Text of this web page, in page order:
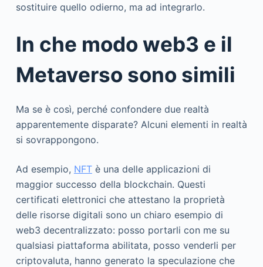
sostituire quello odierno, ma ad integrarlo.
In che modo web3 e il
Metaverso sono simili
Ma se è così, perché confondere due realtà
apparentemente disparate? Alcuni elementi in realtà
si sovrappongono.
Ad esempio, NFTè una delle applicazioni di
maggior successo della blockchain. Questi
certificati elettronici che attestano la proprietà
delle risorse digitali sono un chiaro esempio di
web3 decentralizzato: posso portarli con me su
qualsiasi piattaforma abilitata, posso venderli per
criptovaluta, hanno generato la speculazione che